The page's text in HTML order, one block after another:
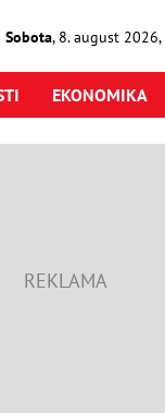
Sobota, 8. august2026,
EKONOMIKA